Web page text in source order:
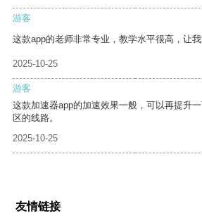
游客
这款app的老师非常专业，教学水平很高，让我
2025-10-25
游客
这款加速器app的加速效果一般，可以再提升
区的线路。
2025-10-25
友情链接